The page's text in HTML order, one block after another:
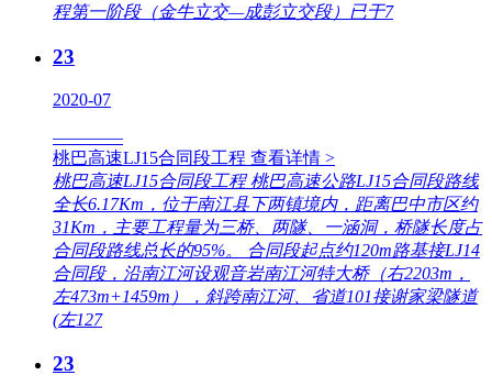
程第一阶段（金牛立交—成彭立交段）已于7
23
2020-07
————
桃巴高速LJ15合同段工程 查看详情 >
桃巴高速LJ15合同段工程 桃巴高速公路LJ15合同段路线
全长6.17Km，位于南江县下两镇境内，距离巴中市区约
31Km，主要工程量为三桥、两隧、一涵洞，桥隧长度占
合同段路线总长的95%。 合同段起点约120m路基接LJ14
合同段，沿南江河设观音岩南江河特大桥（右2203m，
左473m+1459m），斜跨南江河、省道101接谢家梁隧道
(左127
23